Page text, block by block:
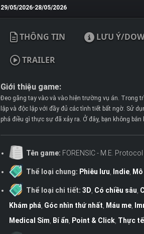
29/05/2026•28/05/2026
THÔNG TIN LƯU Ý/
TRAILER
Giới thiệu game:
Đeo găng tay vào và vào hiện trường vụ án. Trong
lập và độc lập với đầy đủ các tình tiết bất ngờ. Sử
phá điều gì thực sự đã xảy ra. Ở đây, bạn không
Tên game: FORENSIC - M.E. Protocol
Thể loại chung: Phiêu lưu, Indie,
Thể loại chi tiết: 3D, Có chiều sâu,
Khám phá, Góc nhìn thứ nhất, Máu me,
Medical Sim, Bí ẩn, Point & Click, Thực tế